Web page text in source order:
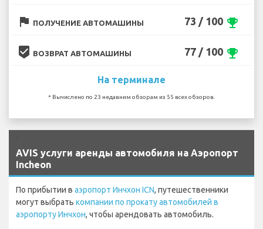
flag ПОЛУЧЕНИЕ АВТОМАШИНЫ 73 / 100 emoji_events
beenhere ВОЗВРАТ АВТОМАШИНЫ 77 / 100 emoji_events
На терминале
* Вычислено по 23 недавним обзорам из 55 всех обзоров.
AVIS услуги аренды автомобиля на Аэропорт
Incheon
По прибытии в аэропорт Инчхон ICN, путешественники
могут выбрать компании по прокату автомобилей в
аэропорту Инчхон, чтобы арендовать автомобиль.